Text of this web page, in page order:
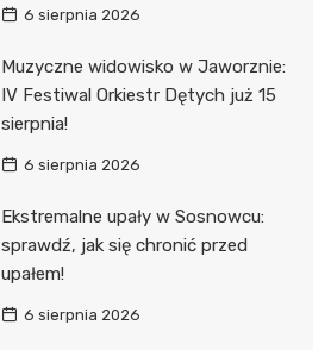
6 sierpnia 2026
Muzyczne widowisko w Jaworznie:
IV Festiwal Orkiestr Dętych już 15
sierpnia!
6 sierpnia 2026
Ekstremalne upały w Sosnowcu:
sprawdź, jak się chronić przed
upałem!
6 sierpnia 2026